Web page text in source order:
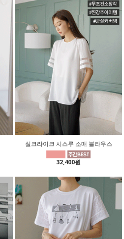
실크라이크 시스루 소매 블라우스
32,400원